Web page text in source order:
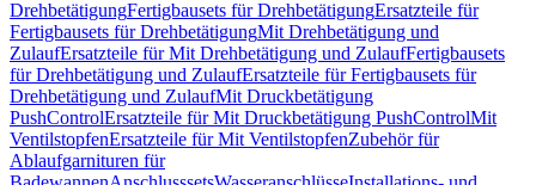
DrehbetätigungFertigbausets für DrehbetätigungErsatzteile für
Fertigbausets für DrehbetätigungMit Drehbetätigung und
ZulaufErsatzteile für Mit Drehbetätigung und ZulaufFertigbausets
für Drehbetätigung und ZulaufErsatzteile für Fertigbausets für
Drehbetätigung und ZulaufMit Druckbetätigung
PushControlErsatzteile für Mit Druckbetätigung PushControlMit
VentilstopfenErsatzteile für Mit VentilstopfenZubehör für
Ablaufgarnituren für